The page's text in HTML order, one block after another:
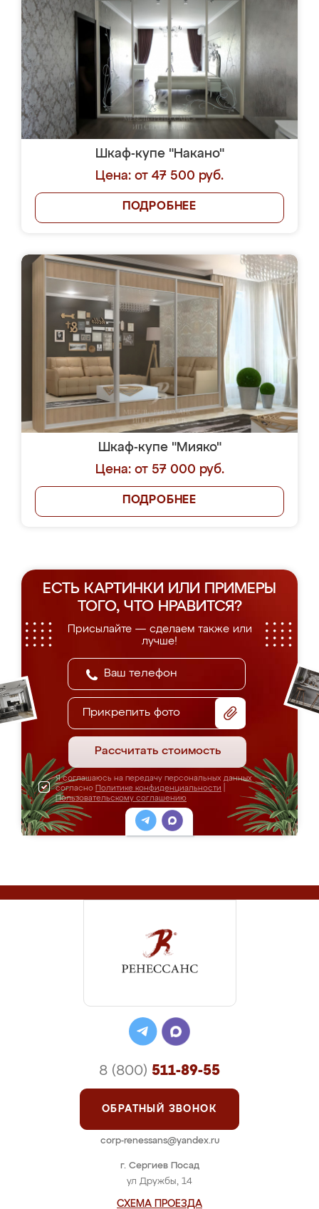
Шкаф-купе "Накано"
Цена: от 47 500 руб.
ПОДРОБНЕЕ
Шкаф-купе "Мияко"
Цена: от 57 000 руб.
ПОДРОБНЕЕ
ЕСТЬ КАРТИНКИ ИЛИ ПРИМЕРЫ
ТОГО, ЧТО НРАВИТСЯ?
Присылайте — сделаем также или
лучше!
Прикрепить фото
Рассчитать стоимость
Я соглашаюсь на передачу персональных данных
согласно Политике конфиденциальности
Пользовательскому соглашению
г. Сергиев Посад
ул Дружбы, 14
СХЕМА ПРОЕЗДА
8 (800) 511-89-55
ОБРАТНЫЙ ЗВОНОК
corp-renessans@yandex.ru